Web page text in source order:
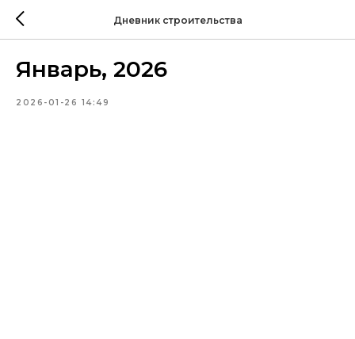
Дневник строительства
Январь, 2026
2026-01-26 14:49